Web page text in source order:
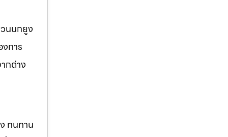
นนกยูง
การ
กต่าง
ทนทาน